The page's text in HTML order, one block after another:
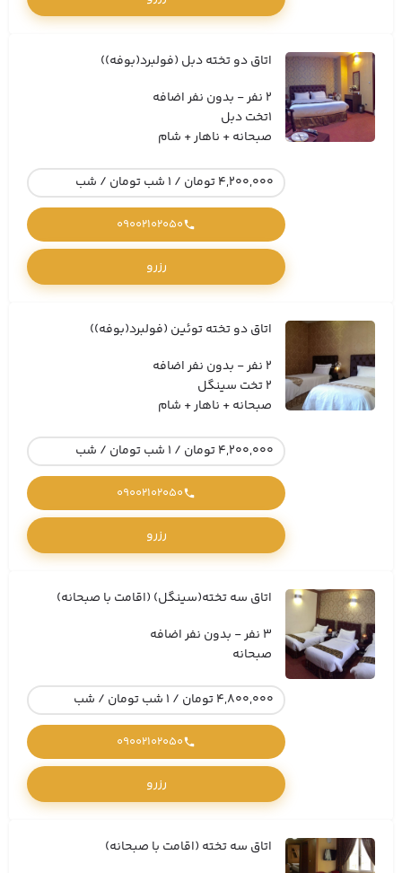
اتاق دو تخته دبل (فولبرد(بوفه))
2 نفر - بدون نفر اضافه
1تخت دبل
صبحانه + ناهار + شام
4,200,000 تومان / 1 شب تومان / شب
09002102050
رزرو
اتاق دو تخته توئین (فولبرد(بوفه))
2 نفر - بدون نفر اضافه
2 تخت سینگل
صبحانه + ناهار + شام
4,200,000 تومان / 1 شب تومان / شب
09002102050
رزرو
اتاق سه تخته(سینگل) (اقامت با صبحانه)
3 نفر - بدون نفر اضافه
صبحانه
4,800,000 تومان / 1 شب تومان / شب
09002102050
رزرو
اتاق سه تخته (اقامت با صبحانه)